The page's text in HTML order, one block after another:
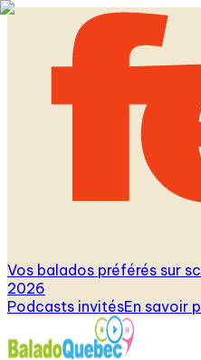
Vos balados préférés sur
2026
Podcasts invitésEn savoir